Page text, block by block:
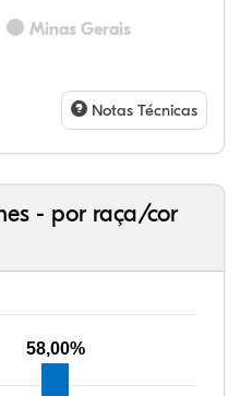
Minas Gerais
Notas Técnicas
- por raça/cor
58,00%